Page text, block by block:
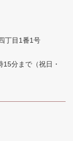
丁目1番1号
15分まで （祝日・